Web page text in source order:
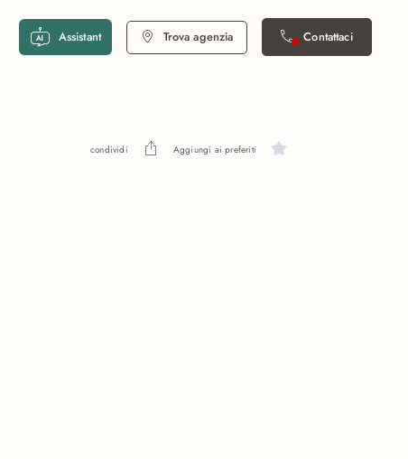
Assistant Trova agenzia Contattaci
condividi Aggiungi ai preferiti